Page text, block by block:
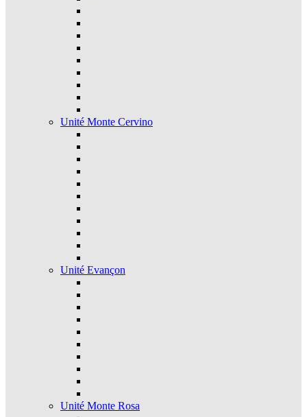
Unité Monte Cervino
Unité Evançon
Unité Monte Rosa